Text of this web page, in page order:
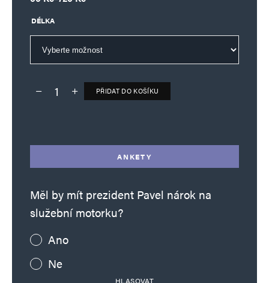
DÉLKA
Deník TO – verze bez reklam množství
PŘIDAT DO KOŠÍKU
ANKETY
Měl by mít prezident Pavel nárok na
služební motorku?
Ano
Ne
HLASOVAT